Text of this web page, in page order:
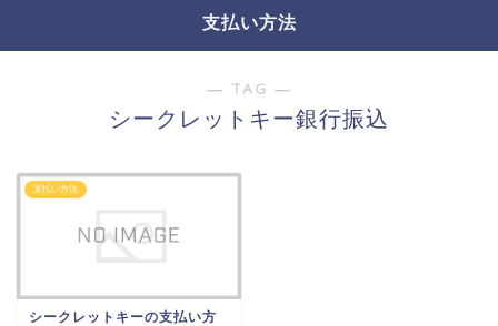
支払い方法
― TAG ―
シークレットキー銀行振込
支払い方法
シークレットキーの支払い方